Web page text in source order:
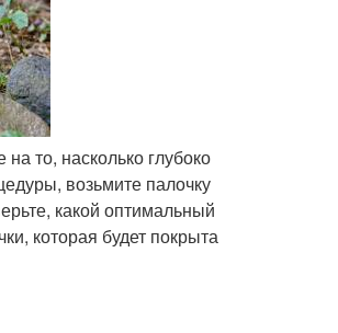
то, насколько глубоко
возьмите палочку
какой оптимальный
которая будет покрыта